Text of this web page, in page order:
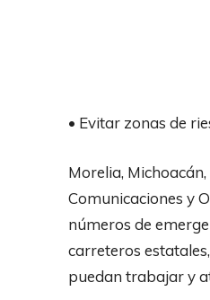
• Evitar zonas de
Morelia,
Comunicaciones y
números de
carreteros
puedan trabajar y